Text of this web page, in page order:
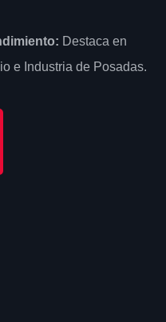
Destaca en
e Industria de Posadas.